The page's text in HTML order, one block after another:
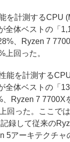
を計測するCPU
全体ベストの「
、Ryzen 7
上回った。
能を計測する
全体ベストの「
Ryzen 7 7700X
回った。ここで
録して従来の
5アーキテクチャ